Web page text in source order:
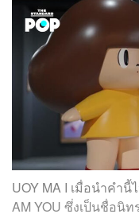
UOY MA I เมื่อนำคำ
AM YOU ซึ่งเป็นชื่อนิ